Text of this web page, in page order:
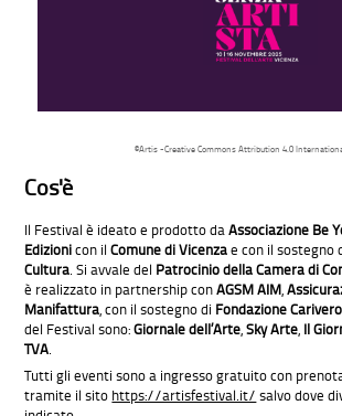
©Artis -Creative Commons Attribution 4.0 International
Cos'è
Il Festival è ideato e prodotto daAssociazione Be
Edizionicon ilComune di Vicenzae con il sostegno
Cultura. Si avvale del Patrociniodella Camera di
è realizzato in partnership conAGSM AIM,
Manifattura, con il sostegno di Fondazione
del Festival sono:Giornale dell’Arte,Sky Arte, Il
TVA.
Tutti gli eventi sono a ingresso gratuito con
tramite il sito https://artisfestival.it/ salvo dove